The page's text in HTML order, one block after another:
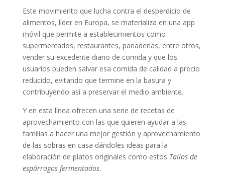
Este movimiento que lucha contra el desperdicio de
alimentos, líder en Europa, se materializa en una app
móvil que permite a establecimientos como
supermercados, restaurantes, panaderías, entre otros,
vender su excedente diario de comida y que los
usuarios pueden salvar esa comida de calidad a precio
reducido, evitando que termine en la basura y
contribuyendo así a preservar el medio ambiente.
Y en esta línea ofrecen una serie de recetas de
aprovechamiento con las que quieren ayudar a las
familias a hacer una mejor gestión y aprovechamiento
de las sobras en casa dándoles ideas para la
elaboración de platos originales como estos Tallos de
espárragos fermentados.